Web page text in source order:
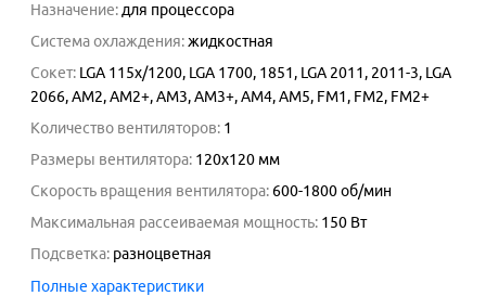
Назначение: для процессора
Система охлаждения:жидкостная
Сокет: LGA 115x/1200, LGA 1700, 1851, LGA 2011, 2011-3, LGA
2066, AM2, AM2+, AM3, AM3+, AM4, AM5, FM1, FM2, FM2+
Количество вентиляторов: 1
Размеры вентилятора: 120x120 мм
Скорость вращения вентилятора:600-1800об/мин
Максимальная рассеиваемая мощность: 150 Вт
Подсветка: разноцветная
Полные характеристики